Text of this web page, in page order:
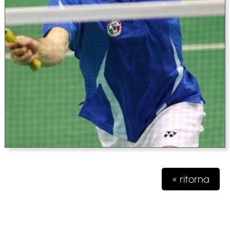
« ritorna